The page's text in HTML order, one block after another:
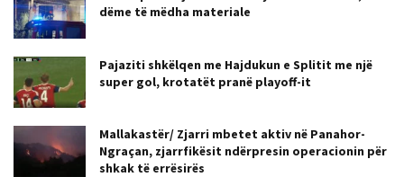
dëme të mëdha materiale
Pajaziti shkëlqen me Hajdukun e Splitit me një
super gol, krotatët pranë playoff-it
Mallakastër/ Zjarri mbetet aktiv në Panahor-
Ngraçan, zjarrfikësit ndërpresin operacionin për
shkak të errësirës